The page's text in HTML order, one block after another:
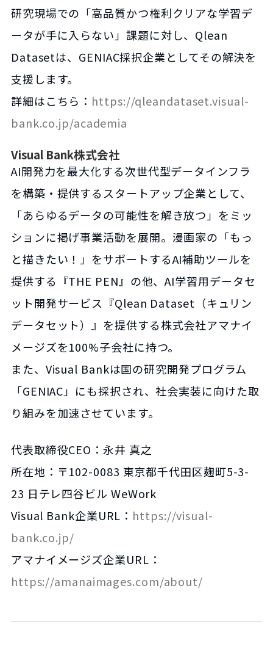
研究現場での「高品質かつ権利クリアな学習デ
ータが手に入らない」課題に対し、Qlean
Datasetは、GENIAC採択企業としてその解決を
支援します。
詳細はこちら： https://qleandataset.visual-
bank.co.jp/academia
Visual Bank株式会社
AI開発力を最大化する次世代型データインフラ
を構築・提供するスタートアップ企業として、
「あらゆるデータの可能性を解き放つ」をミッ
ションに掲げ事業活動を展開。漫画家の「もっ
と描きたい！」をサポートするAI補助ツールを
提供する『THE PEN』の他、AI学習用データセ
ット開発サービス『Qlean Dataset（キュリン
データセット）』を提供する株式会社アマナイ
メージズを100%子会社に持つ。
また、Visual Bankは国の研究開発プログラム
「GENIAC」にも採択され、社会実装に向けた取
り組みを加速させています。
代表取締役CEO：永井 真之
所在地：〒102-0083 東京都千代田区麹町5-3-
23 日テレ四谷ビル WeWork
Visual Bank企業URL： https://visual-
bank.co.jp/
アマナイメージズ企業URL：
https://amanaimages.com/about/